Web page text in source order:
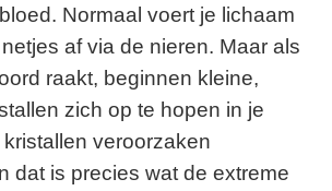
Normaal voert je lichaam
af via de nieren. Maar als
raakt, beginnen kleine,
zich op te hopen in je
veroorzaken
dat is precies wat de extreme